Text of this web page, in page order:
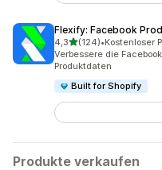
Flexify: Facebook
4,3von 5 Sternen
(124)
124 Rezensionen
•Kostenloser
Verbessere die
Produktdaten
Built for Shopify
Produkte verkaufen